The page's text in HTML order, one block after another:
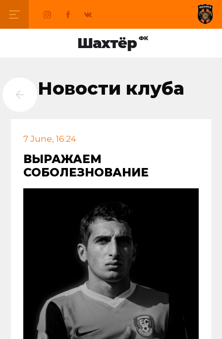
Новости клуба
7 June, 16:24
ВЫРАЖАЕМ
СОБОЛЕЗНОВАНИЕ